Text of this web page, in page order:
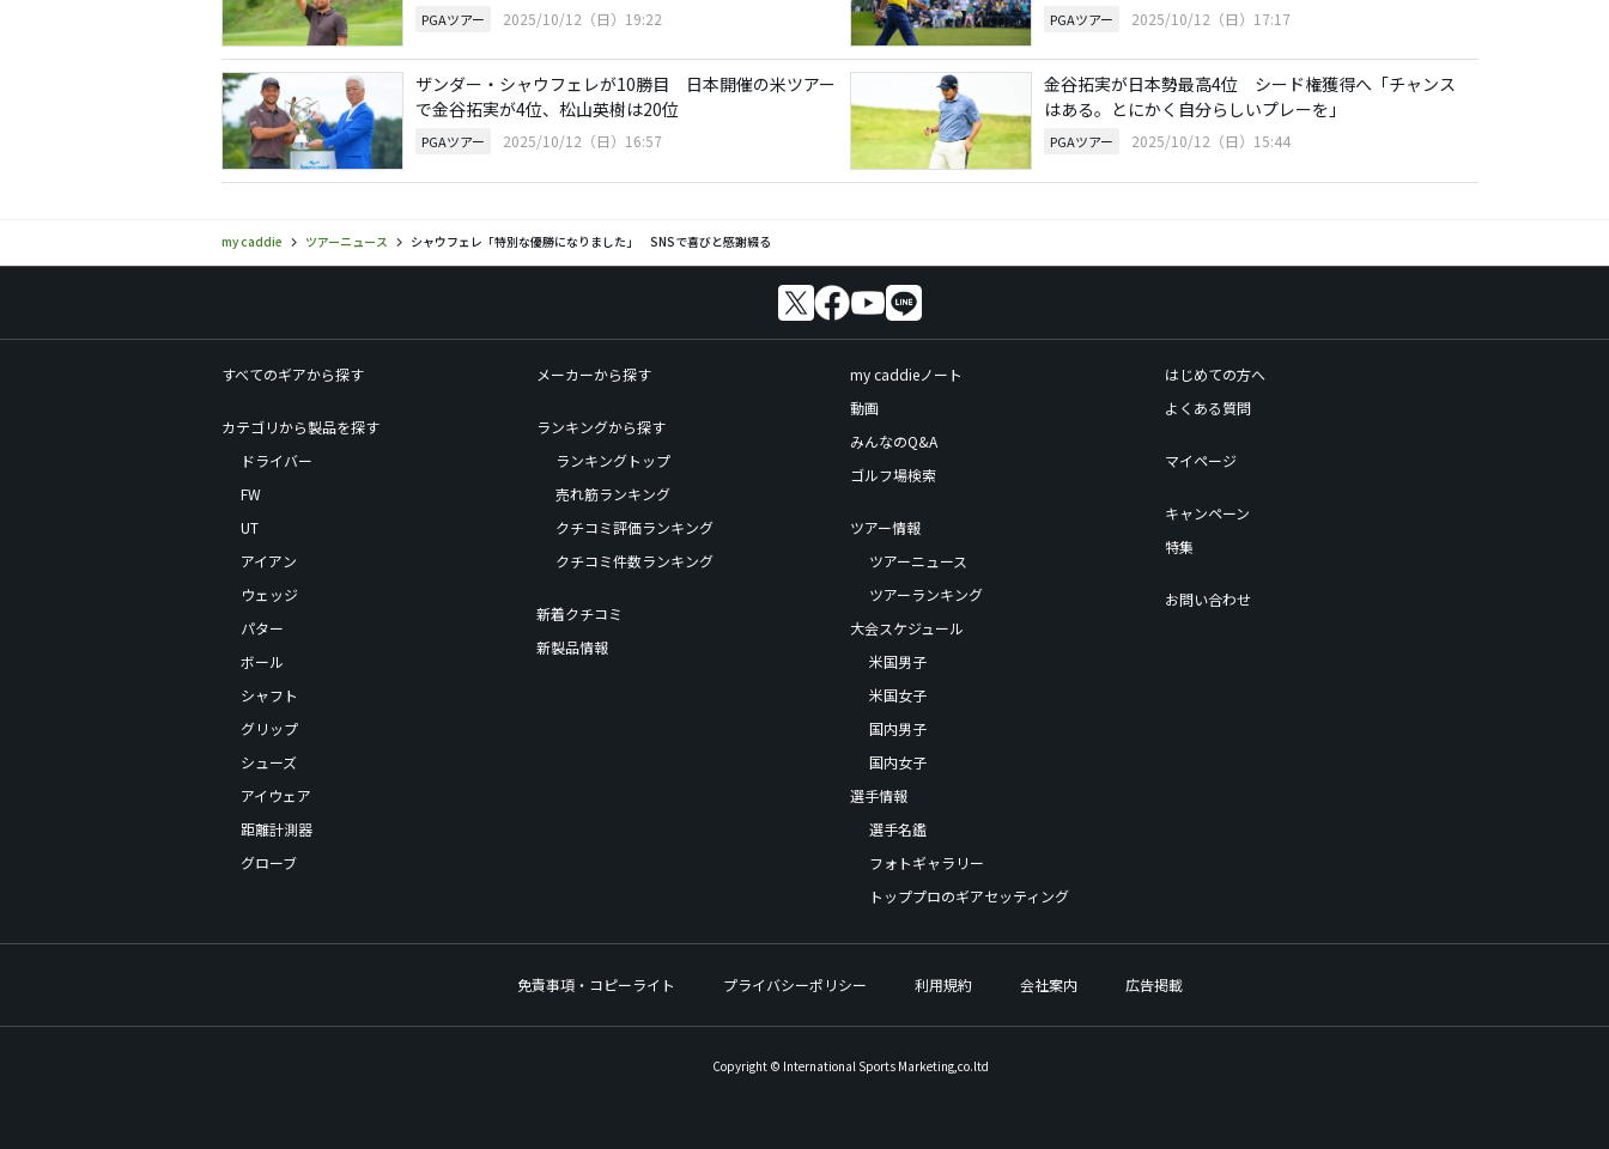
PGAツアー 2025/10/12（日）19:22 PGAツアー 2025/10/12（日）17:17
ザンダー・シャウフェレが10勝目 日本開催の米ツアー
で金谷拓実が4位、松山英樹は20位
PGAツアー 2025/10/12（日）16:57
金谷拓実が日本勢最高4位 シード権獲得へ「チャンス
はある。とにかく自分らしいプレーを」
PGAツアー 2025/10/12（日）15:44
my caddie ツアーニュース シャウフェレ「特別な優勝になりました」 SNSで喜びと感謝綴る
すべてのギアから探す
カテゴリから製品を探す
ドライバー
FW
UT
アイアン
ウェッジ
パター
ボール
シャフト
グリップ
シューズ
アイウェア
距離計測器
グローブ
メーカーから探す
ランキングから探す
ランキングトップ
売れ筋ランキング
クチコミ評価ランキング
クチコミ件数ランキング
新着クチコミ
新製品情報
my caddieノート
動画
みんなのQ&A
ゴルフ場検索
ツアー情報
ツアーニュース
ツアーランキング
大会スケジュール
米国男子
米国女子
国内男子
国内女子
選手情報
選手名鑑
フォトギャラリー
トッププロのギアセッティング
はじめての方へ
よくある質問
マイページ
キャンペーン
特集
お問い合わせ
免責事項・コピーライト プライバシーポリシー 利用規約 会社案内 広告掲載
Copyright © International Sports Marketing,co.ltd